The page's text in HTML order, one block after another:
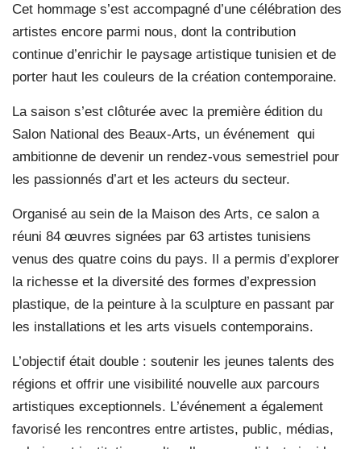
Cet hommage s’est accompagné d’une célébration des
artistes encore parmi nous, dont la contribution
continue d’enrichir le paysage artistique tunisien et de
porter haut les couleurs de la création contemporaine.
La saison s’est clôturée avec la première édition du
Salon National des Beaux-Arts, un événement qui
ambitionne de devenir un rendez-vous semestriel pour
les passionnés d’art et les acteurs du secteur.
Organisé au sein de la Maison des Arts, ce salon a
réuni 84 œuvres signées par 63 artistes tunisiens
venus des quatre coins du pays. Il a permis d’explorer
la richesse et la diversité des formes d’expression
plastique, de la peinture à la sculpture en passant par
les installations et les arts visuels contemporains.
L’objectif était double : soutenir les jeunes talents des
régions et offrir une visibilité nouvelle aux parcours
artistiques exceptionnels. L’événement a également
favorisé les rencontres entre artistes, public, médias,